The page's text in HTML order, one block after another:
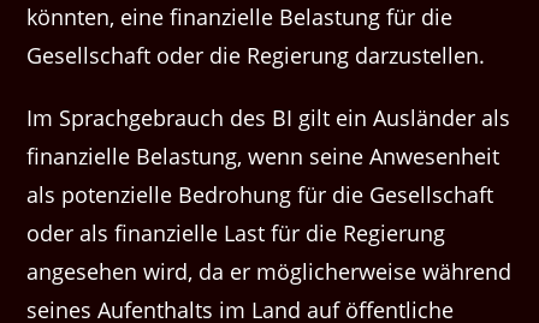
könnten, eine finanzielle Belastung für die
Gesellschaft oder die Regierung darzustellen.
Im Sprachgebrauch des BI gilt ein Ausländer als
finanzielle Belastung, wenn seine Anwesenheit
als potenzielle Bedrohung für die Gesellschaft
oder als finanzielle Last für die Regierung
angesehen wird, da er möglicherweise während
seines Aufenthalts im Land auf öffentliche